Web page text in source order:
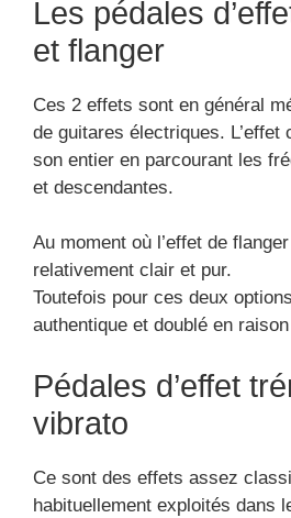
Les pédales
et flanger
Ces 2 effets sont en général
de guitares électriques. L’effet
son entier en parcourant les
et descendantes.
Au moment où l’effet de
relativement clair et pur.
Toutefois pour ces deux
authentique et doublé en
Pédales d’effet
vibrato
Ce sont des effets assez
habituellement exploités dans